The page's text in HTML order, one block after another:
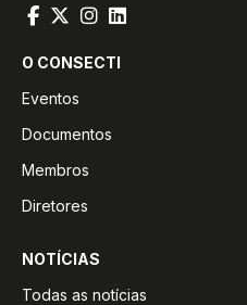
O CONSECTI
Eventos
Documentos
Membros
Diretores
NOTÍCIAS
Todas as notícias